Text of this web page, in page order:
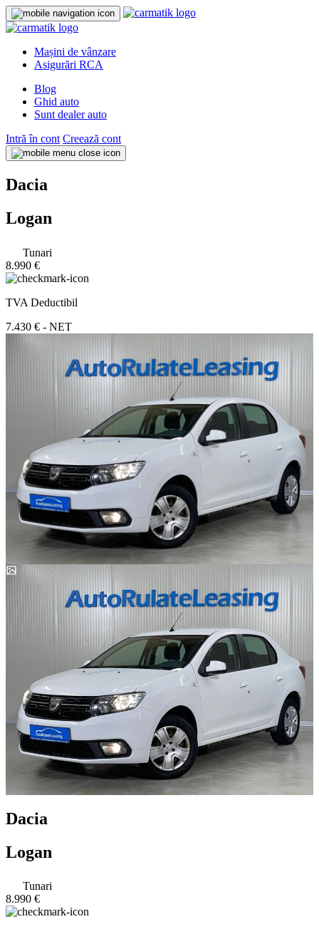
Mașini de vânzare
Asigurări RCA
Blog
Ghid auto
Sunt dealer auto
Intră în cont Creează cont
Dacia
Logan
Tunari
8.990 €
TVA Deductibil
7.430 € - NET
Dacia
Logan
Tunari
8.990 €